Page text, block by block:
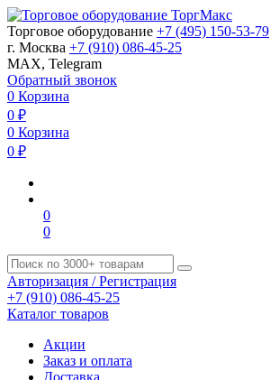
Торговое оборудование +7 (495) 150-53-79
г. Москва +7 (910) 086-45-25
MAX, Telegram
Обратный звонок
0 Корзина
0 ₽
0 Корзина
0 ₽
0
0
Авторизация / Регистрация
+7 (910) 086-45-25
Каталог товаров
Акции
Заказ и оплата
Доставка